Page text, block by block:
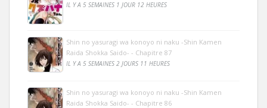
IL Y A 5 SEMAINES 1 JOUR 12 HEURES
Shin no yasuragi wa konoyo ni naku -Shin Kamen
Raida Shokka Saido- - Chapitre 87
IL Y A 5 SEMAINES 2 JOURS 11 HEURES
Shin no yasuragi wa konoyo ni naku -Shin Kamen
Raida Shokka Saido- - Chapitre 86